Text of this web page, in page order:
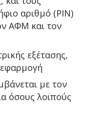
αριθμό (PIN)
ΑΦΜ και τον
εξέτασης,
με τον
όσους λοιπούς